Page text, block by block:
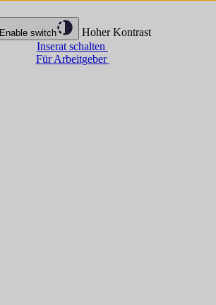
Enable switch
Hoher Kontrast
Inserat schalten
Für Arbeitgeber